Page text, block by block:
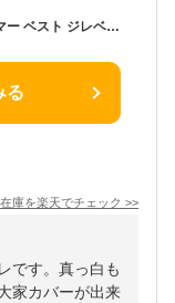
全2色×5サイズ！ロングベスト レディース サマー ベスト ジレベスト サマージャケット ノースリーブトップス 羽織物 ライトアウター Vネック ノースリーブ スリム 黒 白
る
庫を楽天でチェック >>
です。真っ白も
家カバーが出来